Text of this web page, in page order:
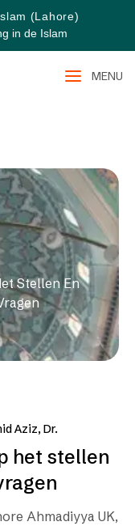
(Lahore)
in de Islam
MENU
Stellen En
Aziz, Dr.
het stellen
Ahmadiyya UK,